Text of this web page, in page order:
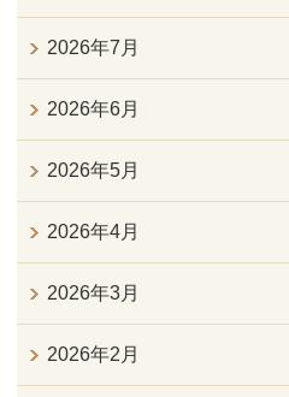
2026年7月
2026年6月
2026年5月
2026年4月
2026年3月
2026年2月